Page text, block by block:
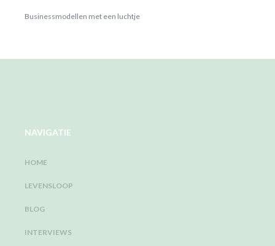
Businessmodellen met een luchtje
NAVIGATIE
HOME
LEVENSLOOP
BLOG
INTERVIEWS